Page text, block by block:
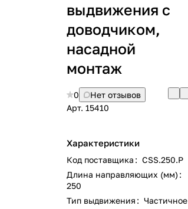
выдвижения с
доводчиком,
насадной
монтаж
0
Нет отзывов
Арт. 15410
Характеристики
Код поставщика : CSS.250.P
Длина направляющих (мм) :
250
Тип выдвижения : Частичное